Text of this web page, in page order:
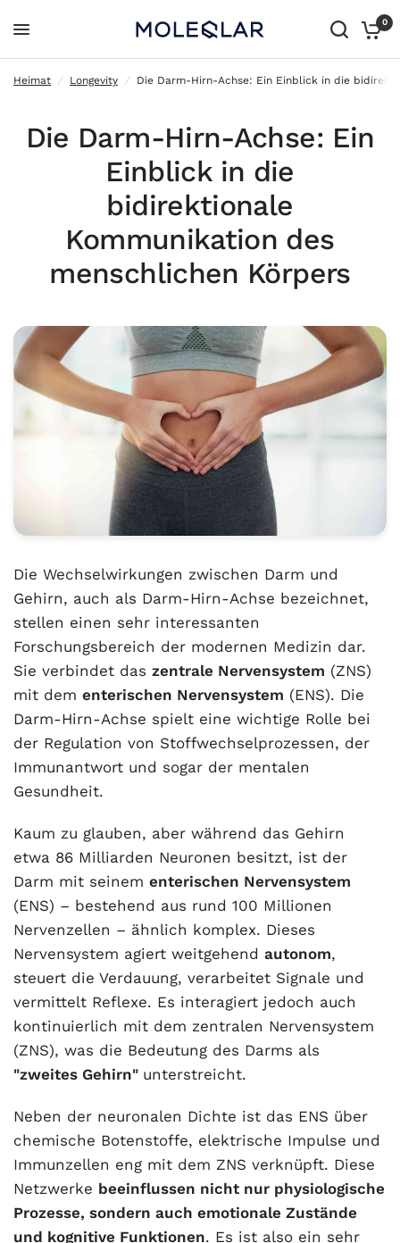
0
Heimat / Longevity / Die Darm-Hirn-Achse: Ein Einblick in die
Die Darm-Hirn-Achse: Ein Einblick in die bidirektionale Kommunikation des menschlichen Körpers
Die Darm-Hirn-Achse: Ein
Einblick in die
bidirektionale
Kommunikation des
menschlichen Körpers
Die Wechselwirkungen zwischen Darm und
Gehirn, auch als Darm-Hirn-Achse bezeichnet,
stellen einen sehr interessanten
Forschungsbereich der modernen Medizin dar.
Sie verbindet daszentrale Nervensystem (ZNS)
mit dementerischen Nervensystem (ENS). Die
Darm-Hirn-Achse spielt eine wichtige Rolle bei
der Regulation von Stoffwechselprozessen, der
Immunantwort und sogar der mentalen
Gesundheit.
Kaum zu glauben, aber während das Gehirn
etwa 86 Milliarden Neuronen besitzt, ist der
Darm mit seinementerischen Nervensystem
(ENS) – bestehend aus rund 100 Millionen
Nervenzellen – ähnlich komplex. Dieses
Nervensystem agiert weitgehendautonom,
steuert die Verdauung, verarbeitet Signale und
vermittelt Reflexe. Es interagiert jedoch auch
kontinuierlich mit dem zentralen Nervensystem
(ZNS), was die Bedeutung des Darms als
"zweites Gehirn" unterstreicht.
Neben der neuronalen Dichte ist das ENS über
chemische Botenstoffe, elektrische Impulse und
Immunzellen eng mit dem ZNS verknüpft. Diese
Netzwerke beeinflussen nicht nur physiologische
Prozesse, sondern auch emotionale Zustände
und kognitive Funktionen. Es ist also ein sehr